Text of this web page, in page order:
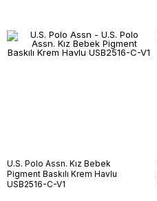
U.S. Polo Assn. Kız Bebek
Pigment Baskılı Krem Havlu
USB2516-C-V1